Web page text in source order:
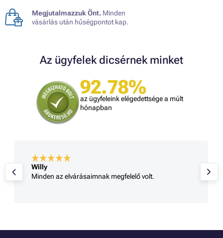
Megjutalmazzuk Önt. Minden
vásárlás után hűségpontot kap.
Az ügyfelek dicsérnek minket
92.78%
az ügyfeleink elégedettsége a múlt
hónapban
Willy
Minden az elvárásaimnak megfelelő volt.